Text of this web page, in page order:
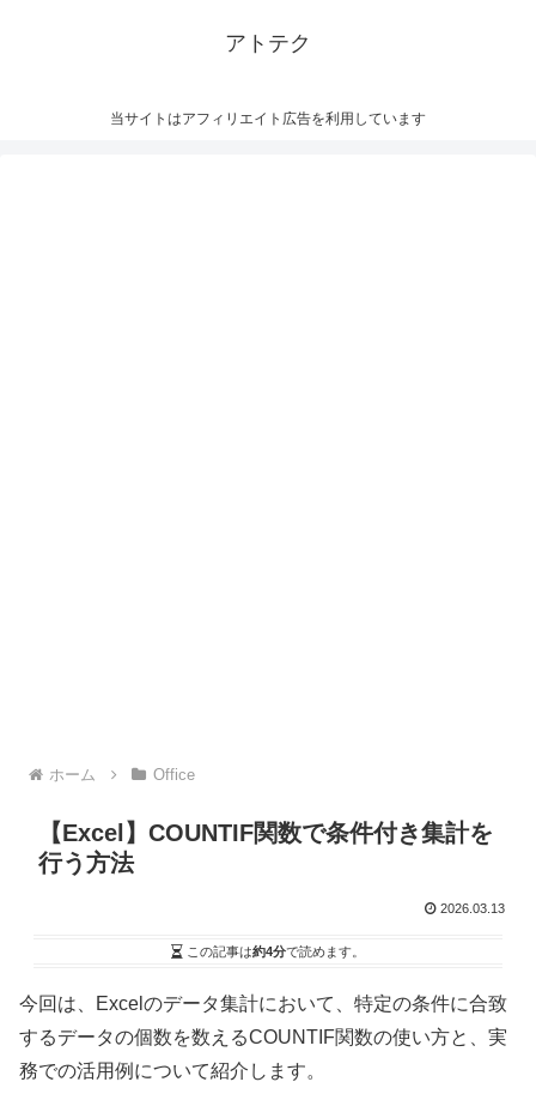
アトテク
当サイトはアフィリエイト広告を利用しています
ホーム Office
【Excel】COUNTIF関数で条件付き集計を
行う方法
2026.03.13
この記事は約4分で読めます。
今回は、Excelのデータ集計において、特定の条件に合致
するデータの個数を数えるCOUNTIF関数の使い方と、実
務での活用例について紹介します。